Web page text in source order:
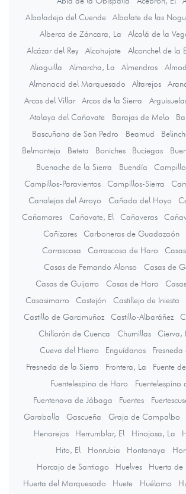
Albaladejo del Cuende
Albalate de las
Alberca de Záncara, La
Alcalá de la
Alcázar del Rey
Alcohujate Alconchel de la
Aliaguilla
Almarcha, La Almendros
Almonacid del Marquesado
Altarejos
Arcas del Villar
Arcos de la Sierra
Atalaya del Cañavate
Barajas de Melo
Bascuñana de San Pedro
Beamud
Belmontejo
Beteta Boniches Buciegas
Buenache de la Sierra
Buendía
Campillos-Paravientos
Campillos-Sierra
Canalejas del Arroyo
Cañada del Hoyo
Cañamares
Cañavate, El Cañaveras
Cañizares
Carboneras de Guadazaón
Carrascosa
Carrascosa de Haro
Casas de Fernando Alonso
Casas de
Casas de Guijarro
Casas de Haro
Casasimarro
Castejón Castillejo de Iniesta
Castillo de Garcimuñoz
Castillo-Albaráñez
Chillarón de Cuenca
Chumillas Cierva,
Cueva del Hierro
Enguídanos
Fresneda de la Sierra
Frontera, La
Fuente
Fuentelespino de Haro
Fuentelespino
Fuentenava de Jábaga
Fuentes
Garaballa
Gascueña Graja de Campalbo
Henarejos
Herrumblar, El Hinojosa, La
Hito, El
Honrubia Hontanaya
Horcajo de Santiago
Huelves
Huerta
Huerta del Marquesado
Huete Huélamo